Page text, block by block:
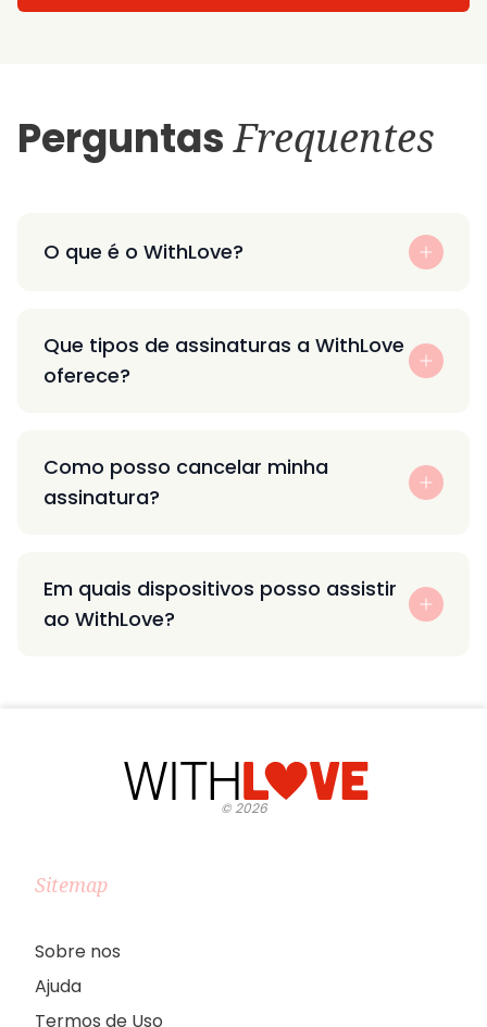
PerguntasFrequentes
O que é o WithLove?
Que tipos de assinaturas a WithLove
oferece?
Como posso cancelar minha
assinatura?
Em quais dispositivos posso assistir
ao WithLove?
©2026
Sitemap
Sobre nos
Ajuda
Termos de Uso